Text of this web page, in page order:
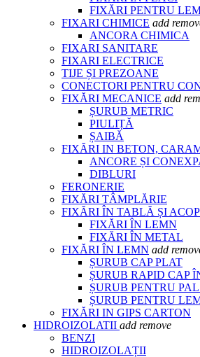
FIXĂRI PENTRU
FIXARI CHIMICE add
ANCORA CHIMICA
FIXARI SANITARE
FIXARI ELECTRICE
TIJE ȘI PREZOANE
CONECTORI PENTRU
FIXĂRI MECANICE add
ȘURUB METRIC
PIULIȚĂ
ȘAIBĂ
FIXĂRI IN BETON,
ANCORE ȘI
DIBLURI
FERONERIE
FIXĂRI TÂMPLĂRIE
FIXĂRI ÎN TABLĂ ȘI
FIXĂRI ÎN LEMN
FIXĂRI ÎN METAL
FIXĂRI ÎN LEMN add
ȘURUB CAP PLAT
ȘURUB RAPID CAP
ȘURUB PENTRU
ȘURUB PENTRU
FIXĂRI IN GIPS CARTON
HIDROIZOLATII add remove
BENZI
HIDROIZOLAȚII